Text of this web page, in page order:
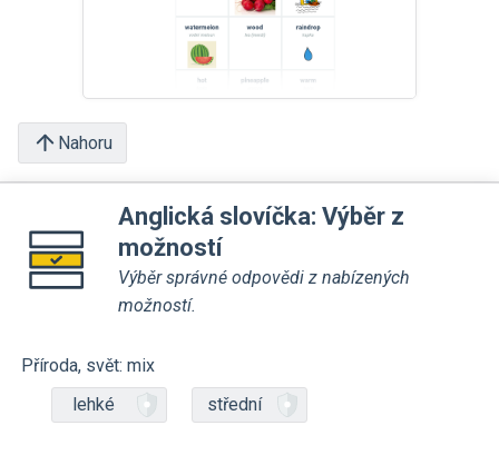
Nahoru
Anglická slovíčka: Výběr z
možností
Výběr správné odpovědi z nabízených
možností.
Příroda, svět: mix
lehké
střední